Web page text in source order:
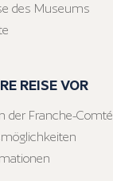
des Museums
REISE VOR
der Franche-Comté